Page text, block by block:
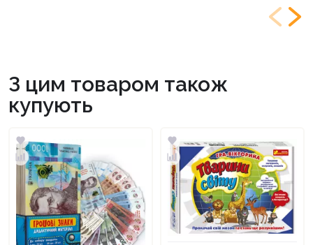
З цим товаром також
купують